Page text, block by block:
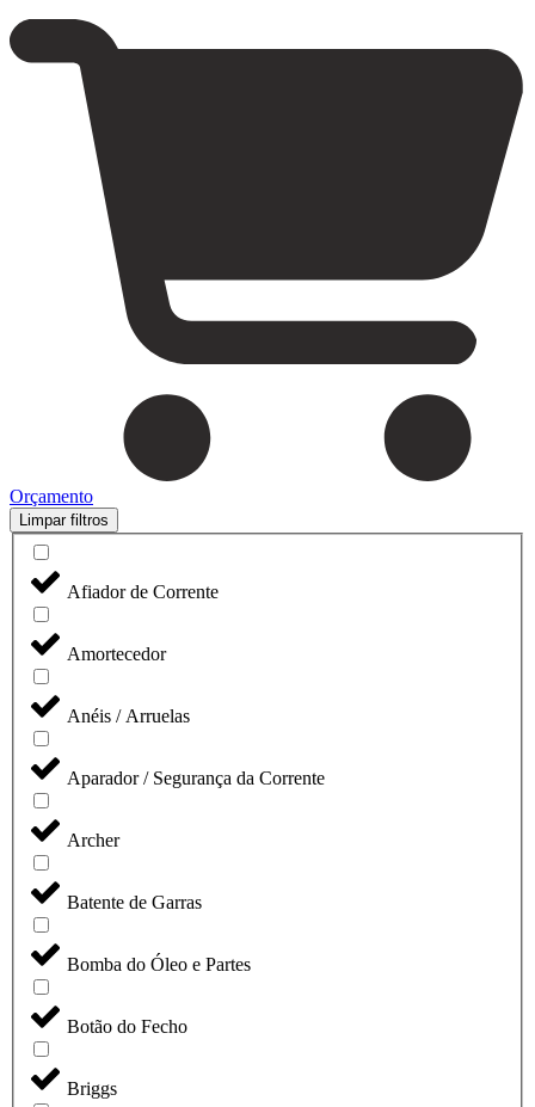
Orçamento
Limpar filtros
Afiador de Corrente
Amortecedor
Anéis / Arruelas
Aparador / Segurança da Corrente
Archer
Batente de Garras
Bomba do Óleo e Partes
Botão do Fecho
Briggs